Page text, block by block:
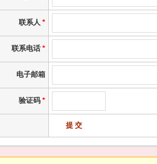
联系人 *
联系电话 *
电子邮箱
验证码 *